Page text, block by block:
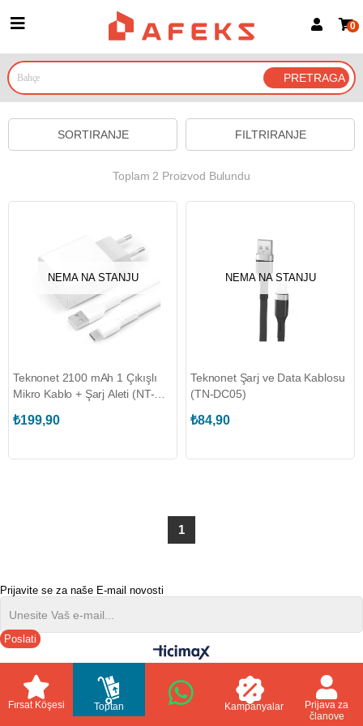
Prijava za članove
Prijavite se Google nalogom
0
FILTRIRANJE
SORTIRANJE
Toplam 2 Proizvod Bulundu
NEMA NA STANJU
Teknonet 2100 mAh 1 Çıkışlı
Mikro Kablo + Şarj Aleti (NT-
₺199,90
NEMA NA STANJU
Teknonet Şarj ve Data Kablosu
(TN-DC05)
₺84,90
1
Prijavite se za naše E-mail novosti
Poslati
Fırsat Köşesi Toptan Kampanyalar
Prijava za
članove